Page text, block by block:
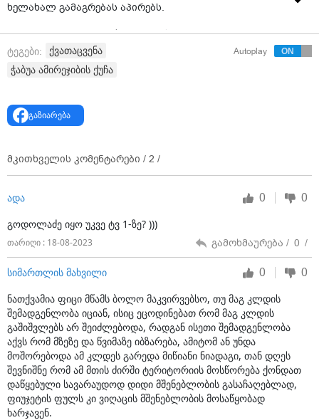
ხელახალ გამაგრებას აპირებს.
როგორც აღმოჩნდა, ქვათავენის მიზეზი დაზიანებული
დამხავი ბადე გახდა, რომელმაც მიწა ვეღარ შეაკავა.
ოპოზიცია თბილისის მერიას მაქსიმალური
უსაფრთხოებაზე პასუხისმგებლობას კახა კალაძეს
აკისრებს.
ტეგები:
ქვათაცვენა
ჭაბუა ამირეჯიბის ქუჩა
Autoplay
გაზიარება
მკითხველის კომენტარები / 2 /
ადა 0 0
გოდოლაძე იყო უკვე ტვ 1-ზე? )))
თარიღი : 18-08-2023 გამოხმაურება / 0 /
სიმართლის მახვილი 0 0
ნათქვამია ფიცი მწამს ბოლო მაკვირვებსო, თუ მაგ კლდის
შემადგენლობა იციან, ისიც ეცოდინებათ რომ მაგ კლდის
გაშიშვლებს არ შეიძლებოდა, რადგან ისეთი შემადგენლობა
აქვს რომ მზეზე და წვიმაზე იბზარება, ამიტომ ან უნდა
მოშორებოდა ამ კლდეს გარედა მიწიანი ნიადაგი, თან დღეს
შევნიშნე რომ ამ მთის ძირში ტერიტორიის მოსწორება ქონდათ
დაწყებული სავარაუდოდ დიდი მშენებლობის გასაჩაღებლად,
ფიუჯეტის ფულს კი ვიღაცის მშენებლობის მოსაწყობად
ხარჯავენ.